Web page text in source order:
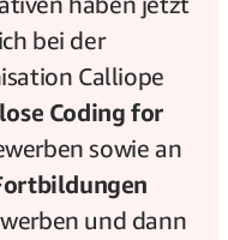
bei der
Calliope
Coding for
sowie an
und dann